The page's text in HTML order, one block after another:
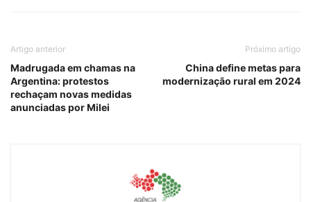
Artigo anterior
Madrugada em chamas na
Argentina: protestos
rechaçam novas medidas
anunciadas por Milei
Próximo artigo
China define metas para
modernização rural em 2024